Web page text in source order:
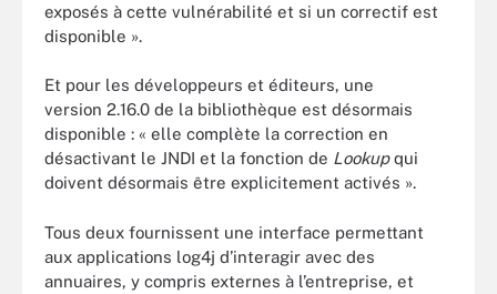
exposés à cette vulnérabilité et si un correctif est
disponible ».
Et pour les développeurs et éditeurs, une
version 2.16.0 de la bibliothèque est désormais
disponible : « elle complète la correction en
désactivant le JNDI et la fonction de Lookupqui
doivent désormais être explicitement activés ».
Tous deux fournissent une interface permettant
aux applications log4j d’interagir avec des
annuaires, y compris externes à l’entreprise, et